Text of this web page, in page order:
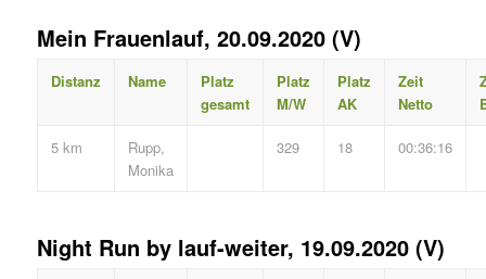
Mein Frauenlauf, 20.09.2020 (V)
Distanz Name
Platz
gesamt
Platz
M/W
Platz
AK
Zeit
Netto
5 km
Rupp,
Monika
329 18 00:36:16
Night Run by lauf-weiter, 19.09.2020 (V)